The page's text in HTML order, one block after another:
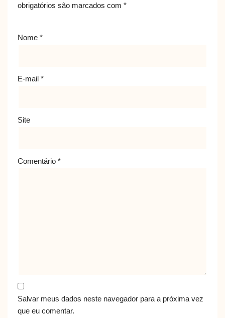
obrigatórios são marcados com *
Nome *
E-mail *
Site
Comentário *
Salvar meus dados neste navegador para a próxima vez
que eu comentar.